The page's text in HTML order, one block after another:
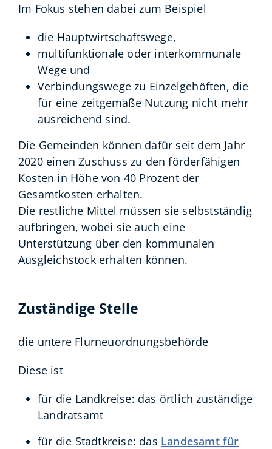
Im Fokus stehen dabei zum Beispiel
die Hauptwirtschaftswege,
multifunktionale oder interkommunale
Wege und
Verbindungswege zu Einzelgehöften, die
für eine zeitgemäße Nutzung nicht mehr
ausreichend sind.
Die Gemeinden können dafür seit dem Jahr
2020 einen Zuschuss zu den förderfähigen
Kosten in Höhe von 40 Prozent der
Gesamtkosten erhalten.
Die restliche Mittel müssen sie selbstständig
aufbringen, wobei sie auch eine
Unterstützung über den kommunalen
Ausgleichstock erhalten können.
Zuständige Stelle
die untere Flurneuordnungsbehörde
Diese ist
für die Landkreise: das örtlich zuständige
Landratsamt
für die Stadtkreise: das Landesamt für